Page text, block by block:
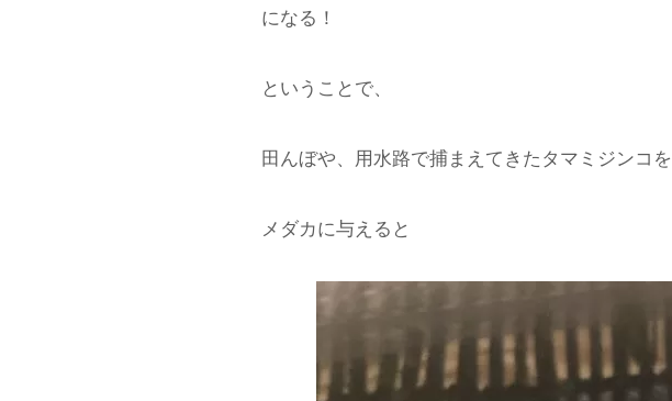
になる！
ということで、
田んぼや、用水路で捕まえてきたタマミジンコを
メダカに与えると